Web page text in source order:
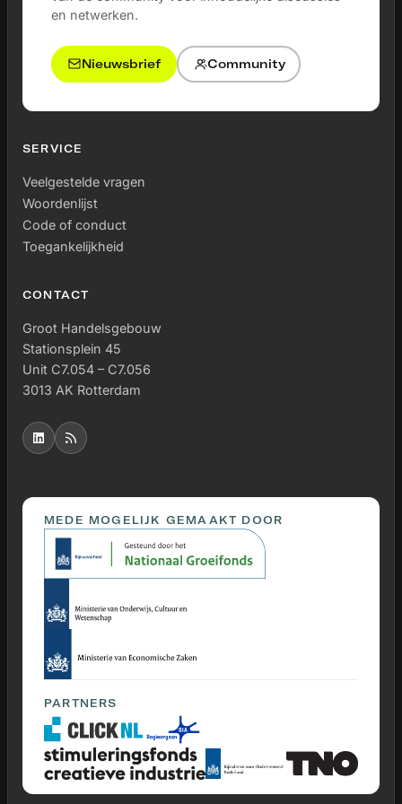
engagement & experience’.
en netwerken.
Nieuwsbrief Community
SERVICE
Veelgestelde vragen
Woordenlijst
Code of conduct
Toegankelijkheid
CONTACT
Groot Handelsgebouw
Stationsplein 45
Unit C7.054 – C7.056
3013 AK Rotterdam
MEDE MOGELIJK GEMAAKT DOOR
PARTNERS